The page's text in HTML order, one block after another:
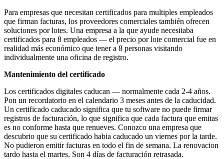
Para empresas que necesitan certificados para multiples empleados
que firman facturas, los proveedores comerciales también ofrecen
soluciones por lotes. Una empresa a la que ayude necesitaba
certificados para 8 empleados — el precio por lote comercial fue en
realidad más económico que tener a 8 personas visitando
individualmente una oficina de registro.
Mantenimiento del certificado
Los certificados digitales caducan — normalmente cada 2-4 años.
Pon un recordatorio en el calendario 3 meses antes de la caducidad.
Un certificado caducado significa que tu software no puede firmar
registros de facturación, lo que significa que cada factura que emitas
es no conforme hasta que renueves. Conozco una empresa que
descubrio que su certificado habia caducado un viernes por la tarde.
No pudieron emitir facturas en todo el fin de semana. La renovacion
tardo hasta el martes. Son 4 días de facturación retrasada.